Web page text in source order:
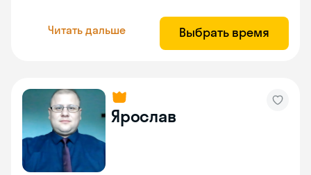
Читать дальше Выбрать время
Ярослав